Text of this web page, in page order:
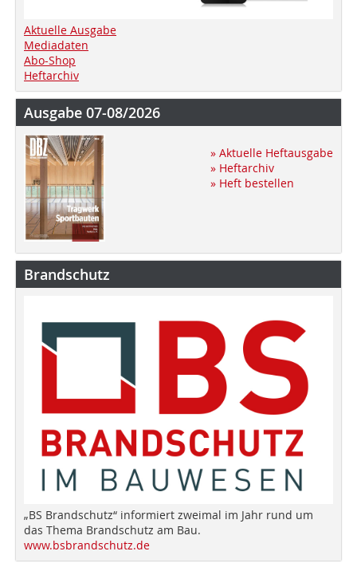
Aktuelle Ausgabe
Mediadaten
Abo-Shop
Heftarchiv
Ausgabe 07-08/2026
» Aktuelle Heftausgabe
» Heftarchiv
» Heft bestellen
Brandschutz
„BS Brandschutz“ informiert zweimal im Jahr rund um
das Thema Brandschutz am Bau.
www.bsbrandschutz.de